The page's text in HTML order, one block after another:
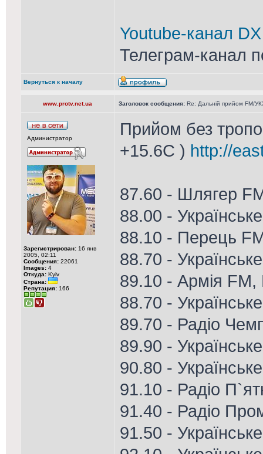
Youtube-канал
Телеграм-канал
Вернуться к началу
www.protv.net.ua Заголовок сообщения: Re: Дальній прийом FM/
Администратор
Зарегистрирован: 16 янв
2005, 02:11
Сообщения: 22061
Images: 4
Откуда: Kyiv
Страна:
Репутация: 166
Прийом без
+15.6С ) http://
87.60 - Шлягер
88.00 -
88.10 - Перець
88.70 -
89.10 - Армія FM,
88.70 -
89.70 - Радіо
89.90 -
90.80 -
91.10 - Радіо
91.40 - Радіо
91.50 -